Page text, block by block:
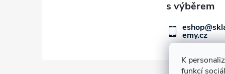
K
funkcí
emy.cz